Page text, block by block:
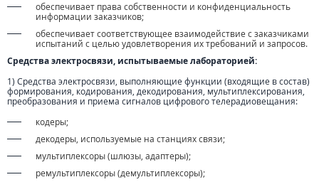
обеспечивает права собственности и конфиденциальность
информации заказчиков;
обеспечивает соответствующее взаимодействие с заказчиками
испытаний с целью удовлетворения их требований и запросов.
Средства электросвязи, испытываемые лабораторией:
1) Средства электросвязи, выполняющие функции (входящие в состав)
формирования, кодирования, декодирования, мультиплексирования,
преобразования и приема сигналов цифрового телерадиовещания:
кодеры;
декодеры, используемые на станциях связи;
мультиплексоры (шлюзы, адаптеры);
ремультиплексоры (демультиплексоры);